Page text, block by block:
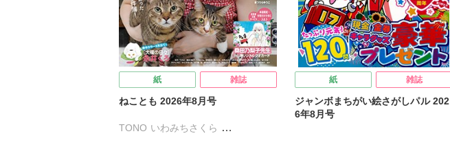
紙 雑誌
ねことも 2026年8月号
TONO いわみちさくら
紙 雑誌
ジャンボまちがい絵さがしパル 202
6年8月号